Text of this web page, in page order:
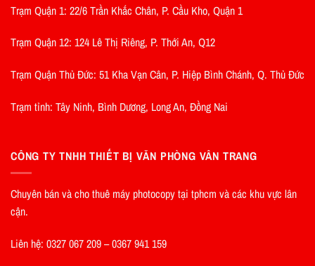
Trạm Quận 1: 22/6 Trần Khắc Chân, P. Cầu Kho, Quận 1
Trạm Quận 12: 124 Lê Thị Riêng, P. Thới An, Q12
Trạm Quận Thủ Đức: 51 Kha Vạn Cân, P. Hiệp Bình Chánh, Q. Thủ Đức
Trạm tỉnh: Tây Ninh, Bình Dương, Long An, Đồng Nai
CÔNG TY TNHH THIẾT BỊ VĂN PHÒNG VÂN TRANG
Chuyên bán và cho thuê máy photocopy tại tphcm và các khu vực lân
cận.
Liên hệ: 0327 067 209 – 0367 941 159